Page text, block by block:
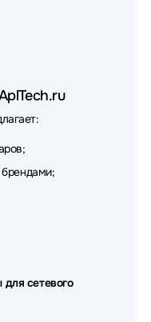
Silverstone
MONSTER
NingBo
Broadcom
Lonte
Mean Well
Keenetic
Eltex
сетевого